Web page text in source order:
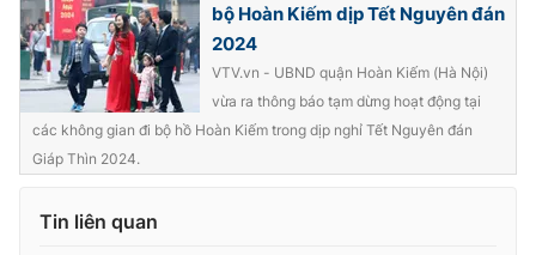
bộ Hoàn Kiếm dịp Tết Nguyên đán
2024
VTV.vn - UBND quận Hoàn Kiếm (Hà Nội)
vừa ra thông báo tạm dừng hoạt động tại
các không gian đi bộ hồ Hoàn Kiếm trong dịp nghỉ Tết Nguyên đán
Giáp Thìn 2024.
Tin liên quan